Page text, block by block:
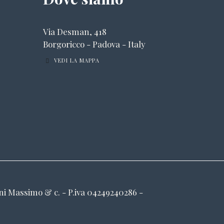
Via Desman, 418
Borgoricco - Padova - Italy
VEDI LA MAPPA
Massimo & c. - P.iva 04249240286 -